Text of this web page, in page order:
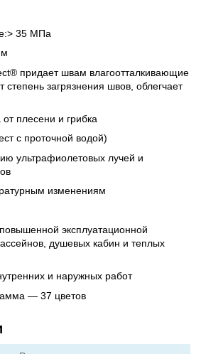
35 МПа
придает швам влагоотталкивающие
степень загрязнения швов, облегчает
плесени и грибка
с проточной водой)
ультрафиолетовых лучей и
изменениям
эксплуатационной
душевых кабин и теплых
и наружных работ
— 37 цветов